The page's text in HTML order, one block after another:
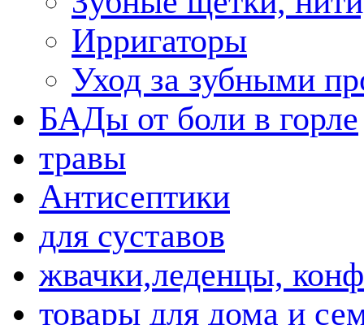
Ирригаторы
Уход за зубными
БАДы от боли в горле
травы
Антисептики
для суставов
жвачки,леденцы,
товары для дома и